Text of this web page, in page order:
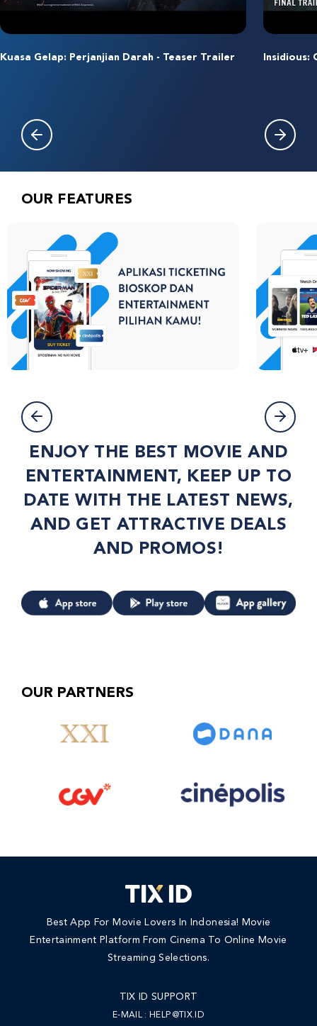
Kuasa Gelap: Perjanjian Darah - Teaser Trailer
OUR FEATURES
ENJOY THE BEST MOVIE AND
ENTERTAINMENT, KEEP UP TO
DATE WITH THE LATEST NEWS,
AND GET ATTRACTIVE DEALS
AND PROMOS!
OUR PARTNERS
Best App For Movie Lovers In Indonesia! Movie
Entertainment Platform From Cinema To Online Movie
Streaming Selections.
TIX ID SUPPORT
E-MAIL : HELP@TIX.ID